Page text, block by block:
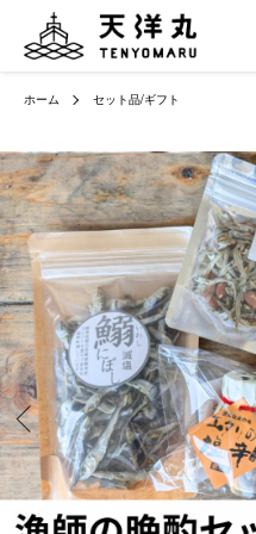
ホーム セット品/ギフト